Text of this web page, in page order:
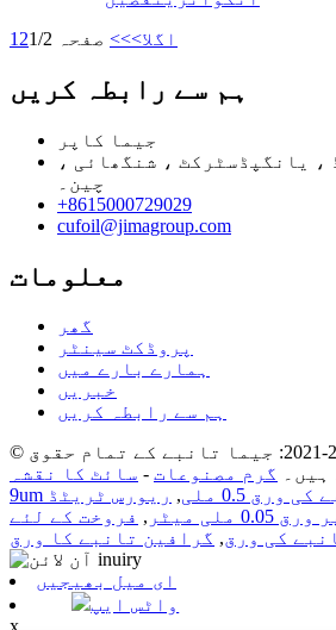
1 2 اگلا>>> صفحہ 1/2
ہم سے رابطہ کریں
جیما کاپر
روڈ ، یانگپڈسٹرکٹ ، شنگھائی ،
چین۔
+8615000729029
cufoil@jimagroup.com
معلومات
گھر
پروڈکٹ سینٹر
ہمارے بارے میں
خبریں
ہم سے رابطہ کریں
© کاپی رائٹ - 2010-2021: جیما تانبے کے تمام حقوق
ہیں۔ گرم مصنوعات - سائٹ کا نقشہ
ورق 0.5 ملی , ریورس ٹریٹڈ
0.05 ملی میٹر , فروخت کے لئے
کی ورق, گرافین تانبے کا ورق
ای میل بھیجیں
واٹس ایپ